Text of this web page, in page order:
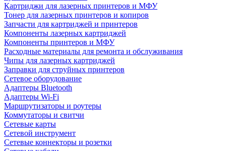
Картриджи для лазерных принтеров и МФУ
Тонер для лазерных принтеров и копиров
Запчасти для картриджей и принтеров
Компоненты лазерных картриджей
Компоненты принтеров и МФУ
Расходные материалы для ремонта и обслуживания
Чипы для лазерных картриджей
Заправки для струйных принтеров
Сетевое оборудование
Адаптеры Bluetooth
Адаптеры Wi-Fi
Маршрутизаторы и роутеры
Коммутаторы и свитчи
Сетевые карты
Сетевой инструмент
Сетевые коннекторы и розетки